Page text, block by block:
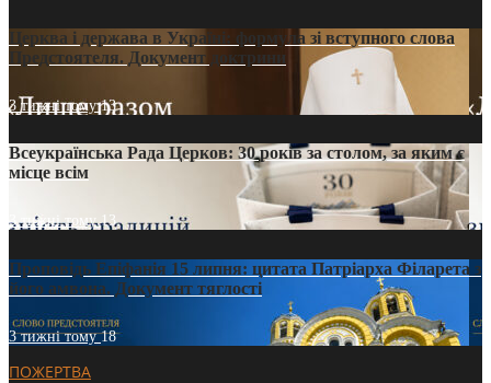
Церква і держава в Україні: формула зі вступного слова
Предстоятеля. Документ доктрини
3 тижні тому13
Всеукраїнська Рада Церков: 30 років за столом, за яким є
місце всім
3 тижні тому13
Проповідь Епіфанія 15 липня: цитата Патріарха Філарета з
його амвона. Документ тяглості
3 тижні тому18
ПОЖЕРТВА